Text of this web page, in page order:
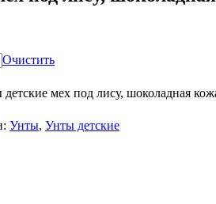
Очистить
мех под лису, шоколадная
Унты, Унты детские